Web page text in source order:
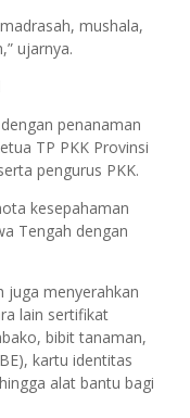
mushala,
ujarnya.
penanaman
TP PKK Provinsi
pengurus PKK.
kesepahaman
Tengah dengan
juga menyerahkan
lain sertifikat
bibit tanaman,
kartu identitas
alat bantu bagi